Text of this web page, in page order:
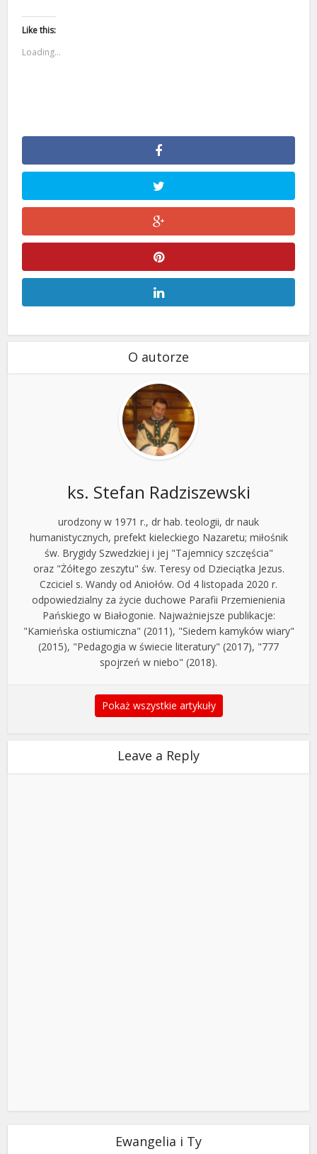
Like this:
Loading...
O autorze
ks. Stefan Radziszewski
urodzony w 1971 r., dr hab. teologii, dr nauk
humanistycznych, prefekt kieleckiego Nazaretu; miłośnik
św. Brygidy Szwedzkiej i jej "Tajemnicy szczęścia"
oraz "Żółtego zeszytu" św. Teresy od Dzieciątka Jezus.
Czciciel s. Wandy od Aniołów. Od 4 listopada 2020 r.
odpowiedzialny za życie duchowe Parafii Przemienienia
Pańskiego w Białogonie. Najważniejsze publikacje:
"Kamieńska ostiumiczna" (2011), "Siedem kamyków wiary"
(2015), "Pedagogia w świecie literatury" (2017), "777
spojrzeń w niebo" (2018).
Pokaż wszystkie artykuły
Leave a Reply
Ewangelia i Ty